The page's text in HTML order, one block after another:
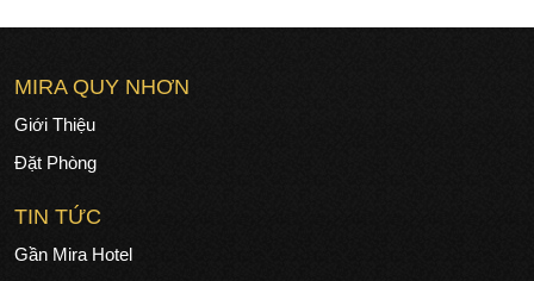
MIRA QUY NHƠN
Giới Thiệu
Đặt Phòng
TIN TỨC
Gần Mira Hotel